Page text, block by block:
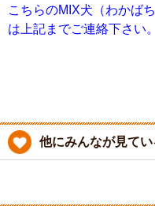
こちらのMIX犬（わかば
は上記までご連絡下さい。
他にみんなが見て